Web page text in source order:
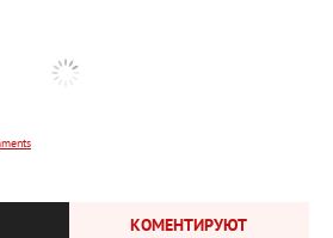
КОМЕНТИРУЮТ